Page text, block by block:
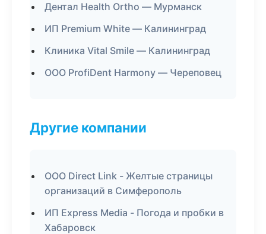
Дентал Health Ortho — Мурманск
ИП Premium White — Калининград
Клиника Vital Smile — Калининград
ООО ProfiDent Harmony — Череповец
Другие компании
ООО Direct Link - Желтые страницы
организаций в Симферополь
ИП Express Media - Погода и пробки в
Хабаровск